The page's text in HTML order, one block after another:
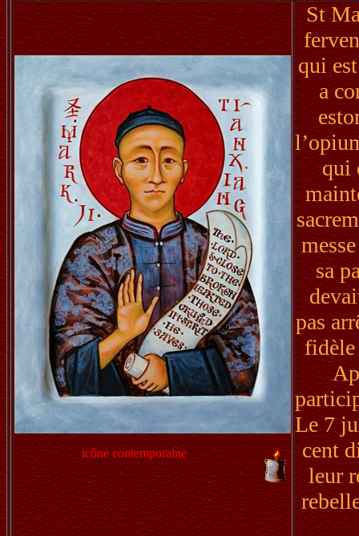
icône contemporaine
St
qui
a
qui
sa
pas
fidèle
Le 7
cent
leur